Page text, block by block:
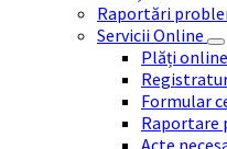
Raportări
Servicii Online
Plăți
Formular
Raportare
Acte